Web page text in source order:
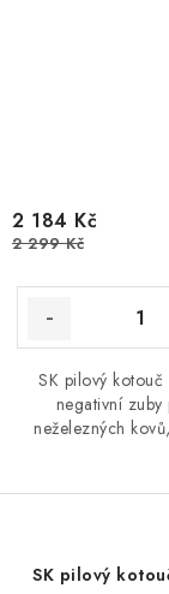
2 184 Kč
2 299 Kč
SK pilový
negativní
neželezných
SK pilový